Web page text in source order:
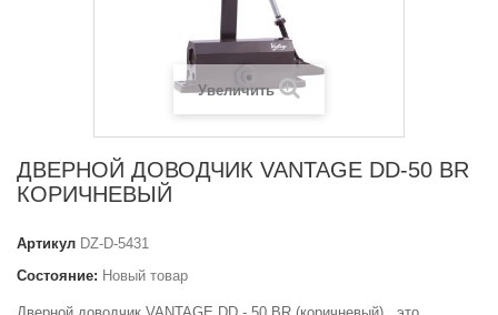
Увеличить
ДВЕРНОЙ ДОВОДЧИК VANTAGE DD-50 BR
КОРИЧНЕВЫЙ
Артикул DZ-D-5431
Состояние: Новый товар